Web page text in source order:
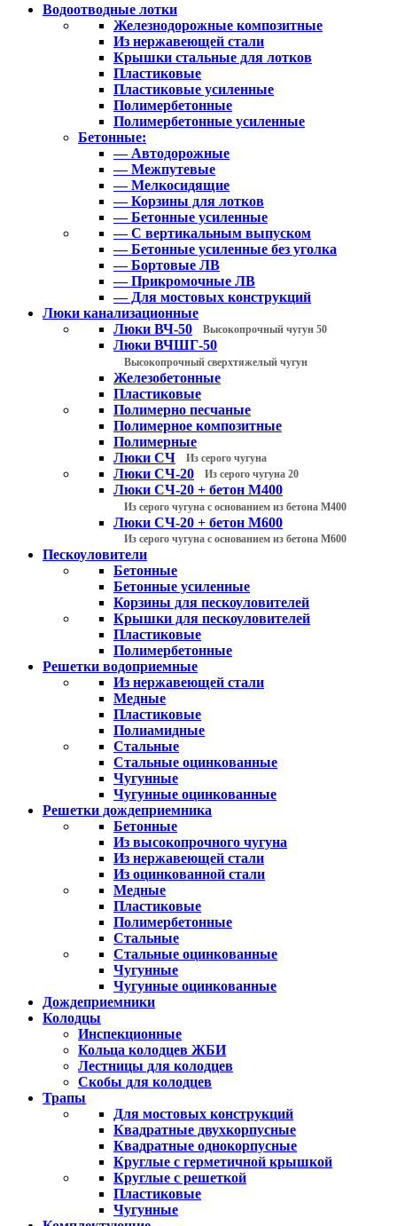
Водоотводные лотки
Железнодорожные композитные
Из нержавеющей стали
Крышки стальные для лотков
Пластиковые
Пластиковые усиленные
Полимербетонные
Полимербетонные усиленные
Бетонные:
— Автодорожные
— Межпутевые
— Мелкосидящие
— Корзины для лотков
— Бетонные усиленные
— С вертикальным выпуском
— Бетонные усиленные без уголка
— Бортовые ЛВ
— Прикромочные ЛВ
— Для мостовых конструкций
Люки канализационные
Люки ВЧ-50
Высокопрочный чугун 50
Люки ВЧШГ-50
Высокопрочный сверхтяжелый чугун
Железобетонные
Пластиковые
Полимерно песчаные
Полимерное композитные
Полимерные
Люки СЧ
Из серого чугуна
Люки СЧ-20 Из серого чугуна 20
Люки СЧ-20 + бетон М400
Из серого чугуна с основанием из бетона М400
Люки СЧ-20 + бетон М600
Из серого чугуна с основанием из бетона М600
Пескоуловители
Бетонные
Бетонные усиленные
Корзины для пескоуловителей
Крышки для пескоуловителей
Пластиковые
Полимербетонные
Решетки водоприемные
Из нержавеющей стали
Медные
Пластиковые
Полиамидные
Стальные
Стальные оцинкованные
Чугунные
Чугунные оцинкованные
Решетки дождеприемника
Бетонные
Из высокопрочного чугуна
Из нержавеющей стали
Из оцинкованной стали
Медные
Пластиковые
Полимербетонные
Стальные
Стальные оцинкованные
Чугунные
Чугунные оцинкованные
Дождеприемники
Колодцы
Инспекционные
Кольца колодцев ЖБИ
Лестницы для колодцев
Скобы для колодцев
Трапы
Для мостовых конструкций
Квадратные двухкорпусные
Квадратные однокорпусные
Круглые с герметичной крышкой
Круглые с решеткой
Пластиковые
Чугунные